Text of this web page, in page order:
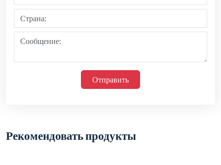
Отправить
Рекомендовать продукты